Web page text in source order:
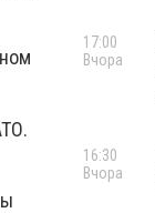
17:00
Вчора
16:30
Вчора